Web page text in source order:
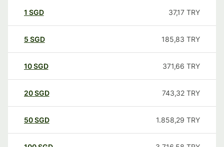
1 SGD 37,17 TRY
5 SGD 185,83 TRY
10SGD 371,66 TRY
20SGD 743,32 TRY
50SGD 1.858,29 TRY